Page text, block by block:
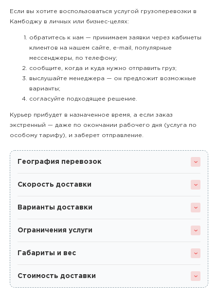
Если вы хотите воспользоваться услугой грузоперевозки в
Камбоджу в личных или бизнес-целях:
обратитесь к нам — принимаем заявки через кабинеты
клиентов на нашем сайте, e-mail, популярные
мессенджеры, по телефону;
сообщите, когда и куда нужно отправить груз;
выслушайте менеджера — он предложит возможные
варианты;
согласуйте подходящее решение.
Курьер прибудет в назначенное время, а если заказ
экстренный — даже по окончании рабочего дня (услуга по
особому тарифу), и заберет отправление.
География перевозок
Скорость доставки
Варианты доставки
Ограничения услуги
Габариты и вес
Стоимость доставки